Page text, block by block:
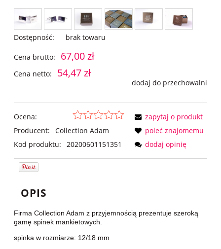
Dostępność: brak towaru
Cena brutto: 67,00 zł
Cena netto: 54,47 zł
dodaj do przechowalni
Ocena:
Producent:
Collection Adam
Kod produktu:
20200601151351
zapytaj o produkt
poleć znajomemu
dodaj opinię
OPIS
Firma Collection Adam z przyjemnością prezentuje szeroką
gamę spinek mankietowych.
spinka w rozmiarze: 12/18 mm